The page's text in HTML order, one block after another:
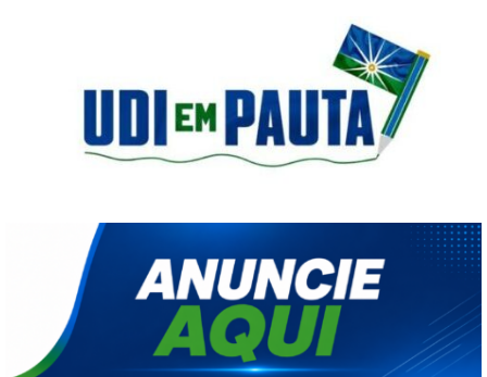
Pauta